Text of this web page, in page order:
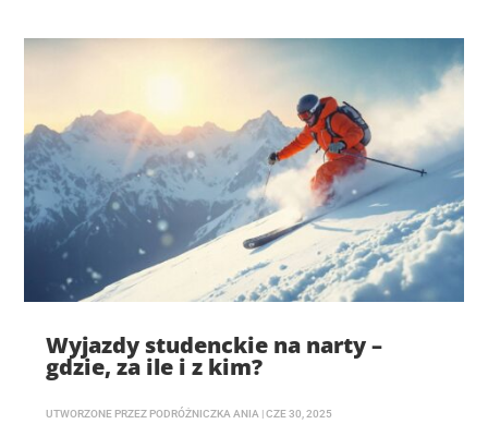
Wyjazdy studenckie na narty –
gdzie, za ile i z kim?
UTWORZONE PRZEZ PODRÓŻNICZKA ANIA |CZE 30, 2025